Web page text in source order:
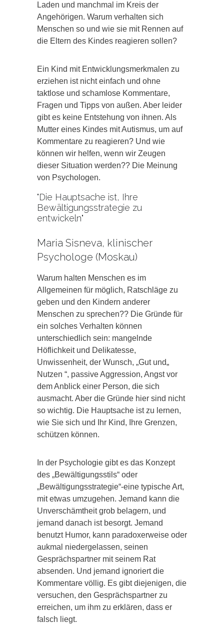
Laden und manchmal im Kreis der
Angehörigen. Warum verhalten sich
Menschen so und wie sie mit Rennen auf
die Eltern des Kindes reagieren sollen?
Ein Kind mit Entwicklungsmerkmalen zu
erziehen ist nicht einfach und ohne
taktlose und schamlose Kommentare,
Fragen und Tipps von außen. Aber leider
gibt es keine Entstehung von ihnen. Als
Mutter eines Kindes mit Autismus, um auf
Kommentare zu reagieren? Und wie
können wir helfen, wenn wir Zeugen
dieser Situation werden?? Die Meinung
von Psychologen.
"Die Hauptsache ist, Ihre
Bewältigungsstrategie zu
entwickeln"
Maria Sisneva, klinischer
Psychologe (Moskau)
Warum halten Menschen es im
Allgemeinen für möglich, Ratschläge zu
geben und den Kindern anderer
Menschen zu sprechen?? Die Gründe für
ein solches Verhalten können
unterschiedlich sein: mangelnde
Höflichkeit und Delikatesse,
Unwissenheit, der Wunsch, „Gut und„
Nutzen “, passive Aggression, Angst vor
dem Anblick einer Person, die sich
ausmacht. Aber die Gründe hier sind nicht
so wichtig. Die Hauptsache ist zu lernen,
wie Sie sich und Ihr Kind, Ihre Grenzen,
schützen können.
In der Psychologie gibt es das Konzept
des „Bewältigungsstils“ oder
„Bewältigungsstrategie“-eine typische Art,
mit etwas umzugehen. Jemand kann die
Unverschämtheit grob belagern, und
jemand danach ist besorgt. Jemand
benutzt Humor, kann paradoxerweise oder
aukmal niedergelassen, seinen
Gesprächspartner mit seinem Rat
absenden. Und jemand ignoriert die
Kommentare völlig. Es gibt diejenigen, die
versuchen, den Gesprächspartner zu
erreichen, um ihm zu erklären, dass er
falsch liegt.